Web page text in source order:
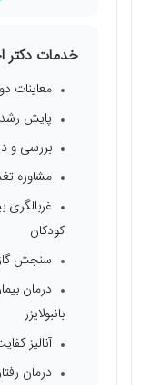
خدمات دکتر
معاینات
پایش
بررسی و
مشاوره
غربالگری
کودکان
سنجش
درمان
بانبولایزر
آنالیز
درمان